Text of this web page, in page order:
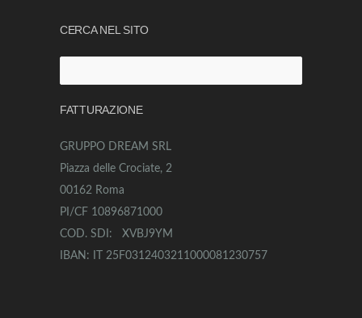
CERCA NEL SITO
per:
FATTURAZIONE
GRUPPO DREAM SRL
Piazza delle Crociate, 2
00162 Roma
PI/CF 10896871000
COD. SDI: XVBJ9YM
IBAN: IT 25F0312403211000081230757